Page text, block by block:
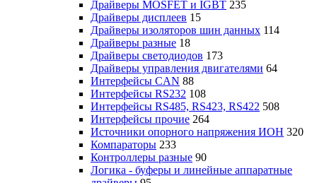
Драйверы MOSFET и IGBT 235
Драйверы дисплеев 15
Драйверы изоляторов шин данных 114
Драйверы разные 18
Драйверы светодиодов 173
Драйверы управления двигателями 64
Интерфейсы CAN 88
Интерфейсы RS232 108
Интерфейсы RS485, RS423, RS422 508
Интерфейсы прочие 264
Источники опорного напряжения ИОН 320
Компараторы 233
Контроллеры разные 90
Логика - буферы и линейные аппаратные